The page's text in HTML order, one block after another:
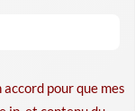
pour que mes